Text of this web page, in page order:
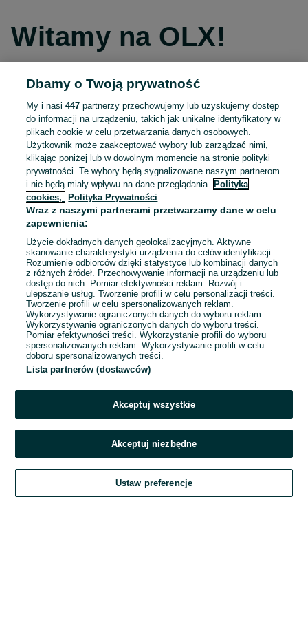
Witamy na OLX!
Kontynuuj przez Facebooka
Kontynuuj przez konto Apple
Kontynuuj przez konto Google
LUB
E-mail
Hasło
Zaloguj się
Kontynuując za pośrednictwem jednego z dostawców wskazanych powyżej,
OLX.pl w jego aktualnym brzmieniu.
Dbamy o Twoją prywatność
My i nasi447 partnerzy przechowujemy lub uzyskujemy dostęp
do informacji na urządzeniu, takich jak unikalne identyfikatory w
plikach cookie w celu przetwarzania danych osobowych.
Użytkownik może zaakceptować wybory lub zarządzać nimi,
klikając poniżej lub w dowolnym momencie na stronie polityki
prywatności. Te wybory będą sygnalizowane naszym partnerom
i nie będą miały wpływu na dane przeglądania.
Polityka
cookies,
Polityka Prywatności
Wraz z naszymi partnerami przetwarzamy dane w celu
zapewnienia:
Użycie dokładnych danych geolokalizacyjnych. Aktywne
skanowanie charakterystyki urządzenia do celów identyfikacji.
Rozumienie odbiorców dzięki statystyce lub kombinacji danych
z różnych źródeł. Przechowywanie informacji na urządzeniu lub
dostęp do nich. Pomiar efektywności reklam. Rozwój i
ulepszanie usług. Tworzenie profili w celu personalizacji treści.
Tworzenie profili w celu spersonalizowanych reklam.
Wykorzystywanie ograniczonych danych do wyboru reklam.
Wykorzystywanie ograniczonych danych do wyboru treści.
Pomiar efektywności treści. Wykorzystanie profili do wyboru
spersonalizowanych reklam. Wykorzystywanie profili w celu
doboru spersonalizowanych treści.
Lista partnerów (dostawców)
Akceptuj wszystkie
Akceptuj niezbędne
Ustaw preferencje